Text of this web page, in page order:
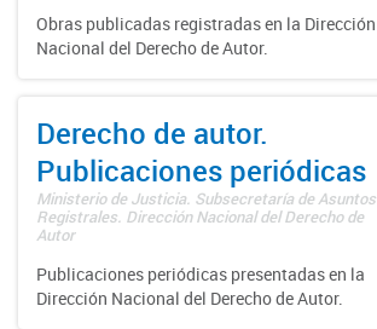
Obras publicadas registradas en la Dirección
Nacional del Derecho de Autor.
Derecho de autor.
Publicaciones periódicas
Ministerio de Justicia. Subsecretaría de Asuntos
Registrales. Dirección Nacional del Derecho de
Autor
Publicaciones periódicas presentadas en la
Dirección Nacional del Derecho de Autor.